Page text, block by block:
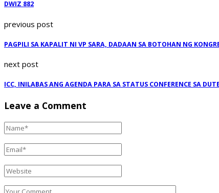
DWIZ 882
previous post
PAGPILI SA KAPALIT NI VP SARA, DADAAN SA BOTOHAN NG
next post
ICC, INILABAS ANG AGENDA PARA SA STATUS CONFERENCE SA
Leave a Comment